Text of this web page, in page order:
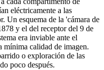
eléctricamente a las
Un esquema de la 'cámara de
y el del receptor del 9 de
era inviable ante el
mínima calidad de imagen.
o exploración de las
poco después.